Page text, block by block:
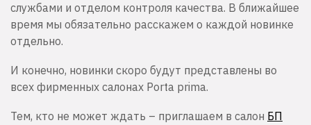
службами и отделом контроля качества. В ближайшее
время мы обязательно расскажем о каждой новинке
отдельно.
И конечно, новинки скоро будут представлены во
всех фирменных салонах Porta prima.
Тем, кто не может ждать – приглашаем в салон БП